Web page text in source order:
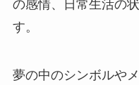
の感情、日常生活の
す。
夢の中のシンボルや